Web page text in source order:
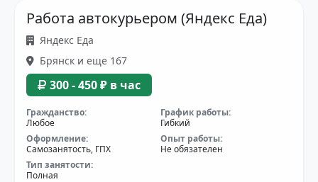
Работа автокурьером (Яндекс Еда)
Яндекс Еда
Брянск и еще 167
300 - 450 ₽ в час
Гражданство:
Любое
График работы:
Гибкий
Оформление:
Самозанятость, ГПХ
Опыт работы:
Не обязателен
Тип занятости:
Полная